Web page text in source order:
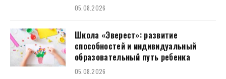
05.08.2026
Школа «Эверест»: развитие
способностей и индивидуальный
образовательный путь ребенка
05.08.2026